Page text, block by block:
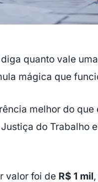
quanto vale
mágica que
melhor do que
do Trabalho
valor foi de R$ 1 mil